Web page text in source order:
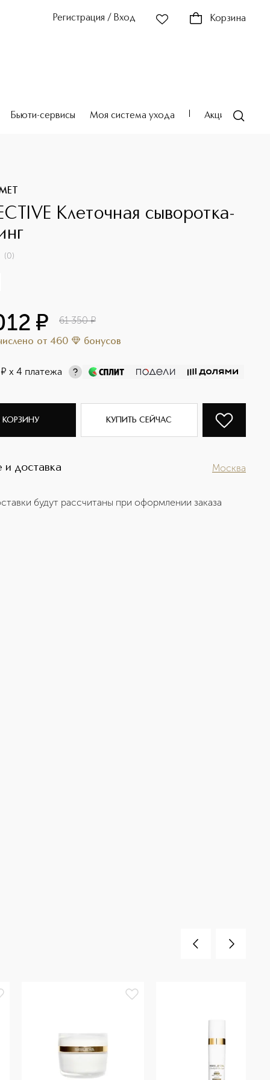
Регистрация / Вход Корзина
Бьюти-сервисы Моя система ухода Акции
Клеточная сыворотка-
(0)
¤ 61 350 ¤
от 460 бонусов
¤ х 4 платежа
КОРЗИНУ КУПИТЬ СЕЙЧАС
и доставка Москва
будут рассчитаны при оформлении заказа